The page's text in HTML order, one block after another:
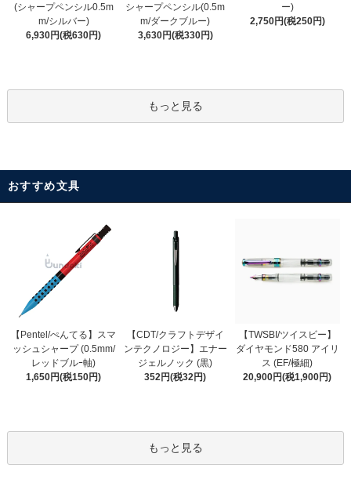
(シャープペンシル0.5m
m/シルバー)
6,930円(税630円)
シャープペンシル(0.5m
m/ダークブルー)
3,630円(税330円)
ー)
2,750円(税250円)
もっと見る
おすすめ文具
【Pentel/ぺんてる】スマ
ッシュシャープ (0.5mm/
レッドブルｰ軸)
1,650円(税150円)
【CDT/クラフトデザイ
ンテクノロジー】エナー
ジェルノック (黒)
352円(税32円)
【TWSBI/ツイスビー】
ダイヤモンド580 アイリ
ス (EF/極細)
20,900円(税1,900円)
もっと見る